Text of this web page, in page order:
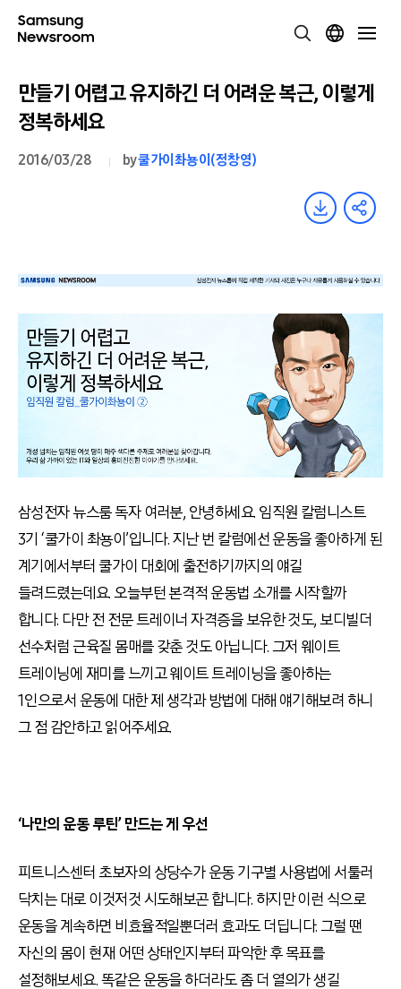
만들기 어렵고 유지하긴 더 어려운 복근, 이렇게
정복하세요
2016/03/28 by쿨가이촤뇽이(정창영)
삼성전자 뉴스룸 독자 여러분, 안녕하세요. 임직원 칼럼니스트
3기 ‘쿨가이 촤뇽이’입니다. 지난 번 칼럼에선 운동을 좋아하게 된
계기에서부터 쿨가이 대회에 출전하기까지의 얘길
들려드렸는데요. 오늘부턴 본격적 운동법 소개를 시작할까
합니다. 다만 전 전문 트레이너 자격증을 보유한 것도, 보디빌더
선수처럼 근육질 몸매를 갖춘 것도 아닙니다. 그저 웨이트
트레이닝에 재미를 느끼고 웨이트 트레이닝을 좋아하는
1인으로서 운동에 대한 제 생각과 방법에 대해 얘기해보려 하니
그 점 감안하고 읽어주세요.
‘나만의 운동 루틴’ 만드는 게 우선
피트니스센터 초보자의 상당수가 운동 기구별 사용법에 서툴러
닥치는 대로 이것저것 시도해보곤 합니다. 하지만 이런 식으로
운동을 계속하면 비효율적일뿐더러 효과도 더딥니다. 그럴 땐
자신의 몸이 현재 어떤 상태인지부터 파악한 후 목표를
설정해보세요. 똑같은 운동을 하더라도 좀 더 열의가 생길